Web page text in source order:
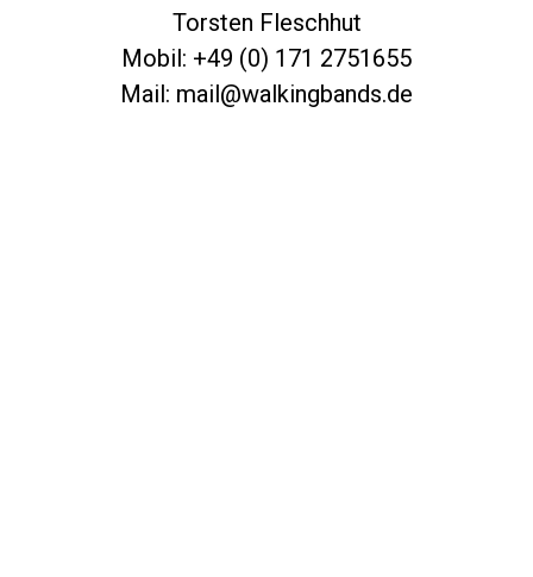
Torsten Fleschhut
Mobil: +49 (0) 171 2751655
Mail: mail@walkingbands.de